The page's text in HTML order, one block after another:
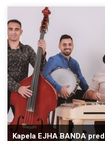
Kapela EJHA BANDA